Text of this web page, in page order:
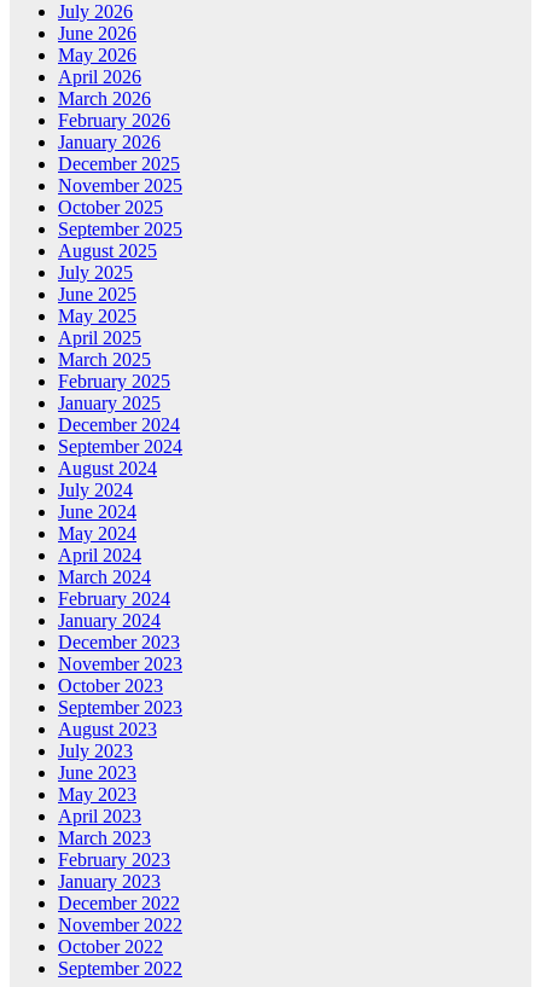
July 2026
June 2026
May 2026
April 2026
March 2026
February 2026
January 2026
December 2025
November 2025
October 2025
September 2025
August 2025
July 2025
June 2025
May 2025
April 2025
March 2025
February 2025
January 2025
December 2024
September 2024
August 2024
July 2024
June 2024
May 2024
April 2024
March 2024
February 2024
January 2024
December 2023
November 2023
October 2023
September 2023
August 2023
July 2023
June 2023
May 2023
April 2023
March 2023
February 2023
January 2023
December 2022
November 2022
October 2022
September 2022